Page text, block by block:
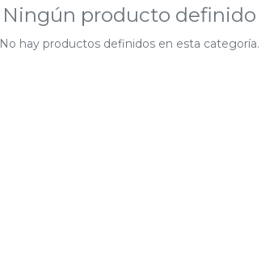
Ningún producto definido
No hay productos definidos en esta categoría.